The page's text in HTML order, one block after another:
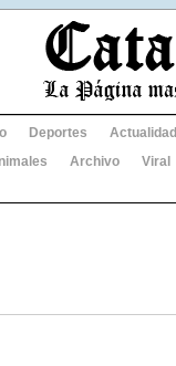
Deportes
Actualidad
Archivo
Viral